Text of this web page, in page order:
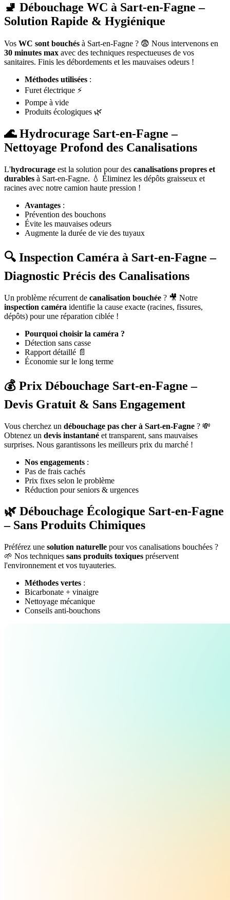
🚽 Débouchage WC à Sart-en-Fagne –
Solution Rapide & Hygiénique
Vos WC sont bouchés à Sart-en-Fagne ? 😨 Nous intervenons en
30 minutes max avec des techniques respectueuses de vos
sanitaires. Finis les débordements et les mauvaises odeurs !
Méthodes utilisées :
Furet électrique ⚡
Pompe à vide
Produits écologiques 🌿
🌊 Hydrocurage Sart-en-Fagne –
Nettoyage Profond des Canalisations
L'hydrocurage est la solution pour des canalisations propres et
durables à Sart-en-Fagne. 💧 Éliminez les dépôts graisseux et
racines avec notre camion haute pression !
Avantages :
Prévention des bouchons
Évite les mauvaises odeurs
Augmente la durée de vie des tuyaux
🔍 Inspection Caméra à Sart-en-Fagne –
Diagnostic Précis des Canalisations
Un problème récurrent de canalisation bouchée ? 🎥 Notre
inspection caméra identifie la cause exacte (racines, fissures,
dépôts) pour une réparation ciblée !
Pourquoi choisir la caméra ?
Détection sans casse
Rapport détaillé 📄
Économie sur le long terme
💰 Prix Débouchage Sart-en-Fagne –
Devis Gratuit & Sans Engagement
Vous cherchez un débouchage pas cher à Sart-en-Fagne ? 💸
Obtenez un devis instantané et transparent, sans mauvaises
surprises. Nous garantissons les meilleurs prix du marché !
Nos engagements :
Pas de frais cachés
Prix fixes selon le problème
Réduction pour seniors & urgences
🌿 Débouchage Écologique Sart-en-Fagne
– Sans Produits Chimiques
Préférez une solution naturelle pour vos canalisations bouchées ?
🌱 Nos techniques sans produits toxiques préservent
l'environnement et vos tuyauteries.
Méthodes vertes :
Bicarbonate + vinaigre
Nettoyage mécanique
Conseils anti-bouchons